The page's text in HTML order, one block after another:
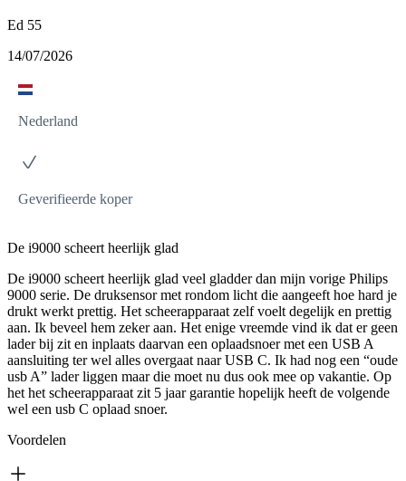
Ed 55
14/07/2026
Nederland
Geverifieerde koper
De i9000 scheert heerlijk glad
De i9000 scheert heerlijk glad veel gladder dan mijn vorige Philips
9000 serie. De druksensor met rondom licht die aangeeft hoe hard je
drukt werkt prettig. Het scheerapparaat zelf voelt degelijk en prettig
aan. Ik beveel hem zeker aan. Het enige vreemde vind ik dat er geen
lader bij zit en inplaats daarvan een oplaadsnoer met een USB A
aansluiting ter wel alles overgaat naar USB C. Ik had nog een “oude
usb A” lader liggen maar die moet nu dus ook mee op vakantie. Op
het het scheerapparaat zit 5 jaar garantie hopelijk heeft de volgende
wel een usb C oplaad snoer.
Voordelen